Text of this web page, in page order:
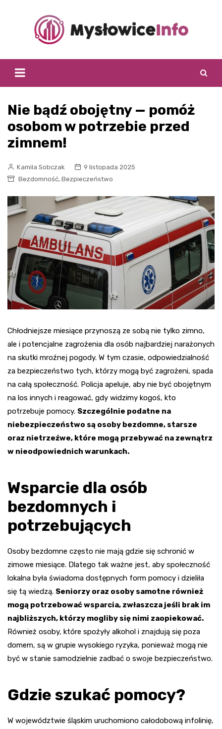
Nie bądź obojętny — pomóż
osobom w potrzebie przed
zimnem!
Kamila Sobczak
9 listopada 2025
Bezdomność, Bezpieczeństwo
Chłodniejsze miesiące przynoszą ze sobą nie tylko zimno,
ale i potencjalne zagrożenia dla osób najbardziej narażonych
na skutki mroźnej pogody. W tym czasie, odpowiedzialność
za bezpieczeństwo tych, którzy mogą być zagrożeni, spada
na całą społeczność. Policja apeluje, aby nie być obojętnym
na los innych i reagować, gdy widzimy kogoś, kto
potrzebuje pomocy. Szczególnie podatne na
niebezpieczeństwo są osoby bezdomne, starsze
oraz nietrzeźwe, które mogą przebywać na zewnątrz
w nieodpowiednich warunkach.
Wsparcie dla osób
bezdomnych i
potrzebujących
Osoby bezdomne często nie mają gdzie się schronić w
zimowe miesiące. Dlatego tak ważne jest, aby społeczność
lokalna była świadoma dostępnych form pomocy i dzieliła
się tą wiedzą. Seniorzy oraz osoby samotne również
mogą potrzebować wsparcia, zwłaszcza jeśli brak im
najbliższych, którzy mogliby się nimi zaopiekować.
Również osoby, które spożyły alkohol i znajdują się poza
domem, są w grupie wysokiego ryzyka, ponieważ mogą nie
być w stanie samodzielnie zadbać o swoje bezpieczeństwo.
Gdzie szukać pomocy?
W województwie śląskim uruchomiono całodobową infolinię,